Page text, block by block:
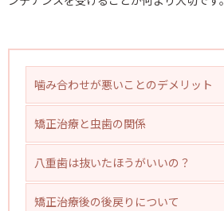
噛み合わせが悪いことのデメリット
矯正治療と虫歯の関係
八重歯は抜いたほうがいいの？
矯正治療後の後戻りについて